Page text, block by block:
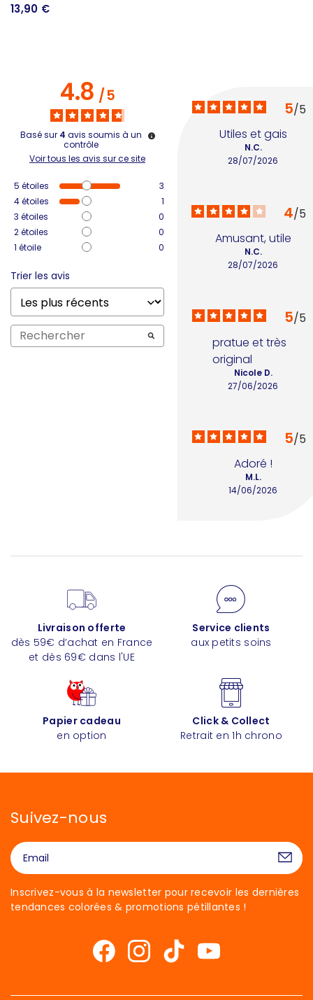
13,90 €
4.8/5
Basé sur 4 avis soumis à un
contrôle
Voir tous les avis sur ce site
5 étoiles
3
4étoiles
1
3 étoiles
0
2étoiles
0
1 étoile 0
Trier les avis
5/5
Utiles et gais
28/07/2026
N.C.
4/5
Amusant, utile
28/07/2026
N.C.
5/5
pratue et très
original
27/06/2026
Nicole D.
5/5
Adoré !
14/06/2026
M.L.
Livraison offerte
dès 59€ d’achat en France
et dès 69€ dans l'UE
Service clients
aux petits soins
Papier cadeau
en option
Click & Collect
Retrait en 1h chrono
Suivez-nous
Inscrivez-vous à la newsletter pour recevoir les dernières
tendances colorées & promotions pétillantes !